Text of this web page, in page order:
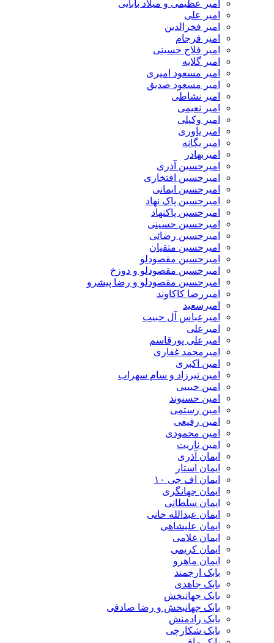
امیر عظیمی و میلاد بابایی
امیر علی
امیر فخرالدین
امیر فرجام
امیر فلاح حسینی
امیر گلایه
امیر مسعود امیری
امیر مسعود صدیق
امیر نشاطی
امیر نعیمی
امیر وکیلی
امیر یاوری
امیر یگانه
امیربهادر
امیرحسین آذری
امیرحسین افتخاری
امیرحسین ایمانی
امیرحسین پاک نهاد
امیرحسین پاکنهاد
امیرحسین حسینی
امیرحسین رضائی
امیرحسین متقیان
امیرحسین مقصودلو
امیرحسین مقصودلو و دوزخ
امیرحسین مقصودلو و رضا پیشرو
امیررضا کاکاوند
امیرسعید
امیرعباس آل حبیب
امیرعلی
امیرعلی پورقاسم
امیرمحمد غفاری
امین اکبری
امین تیرزاد و سام سهراب
امین حبیبی
امین حسنوند
امین رستمی
امین رفیعی
امین محمودی
امین ناریت
ایمان آذری
ایمان استار
ایمان اف جی ۱۰
ایمان جهانگری
ایمان سلطانی
ایمان عبدالله خانی
ایمان علیشاهی
ایمان غلامی
ایمان کریمی
ایمان ماهرو
بابک ارجمند
بابک جاهدی
بابک جهانبخش
بابک جهانبخش و رضا صادقی
بابک رادمنش
بابک شکارچی